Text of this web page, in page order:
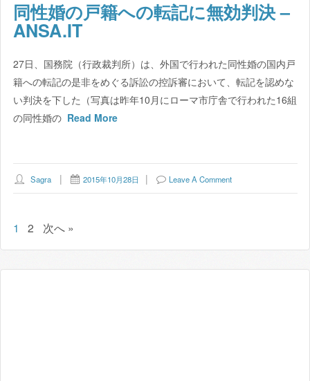
同性婚の戸籍への転記に無効判決 –
ANSA.IT
27日、国務院（行政裁判所）は、外国で行われた同性婚の国内戸
籍への転記の是非をめぐる訴訟の控訴審において、転記を認めな
い判決を下した（写真は昨年10月にローマ市庁舎で行われた16組
の同性婚の Read More
Sagra 2015年10月28日 Leave A Comment
1 2 次へ »